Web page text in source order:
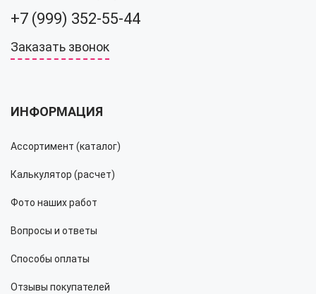
+7 (999) 352-55-44
Заказать звонок
ИНФОРМАЦИЯ
Ассортимент (каталог)
Калькулятор (расчет)
Фото наших работ
Вопросы и ответы
Способы оплаты
Отзывы покупателей